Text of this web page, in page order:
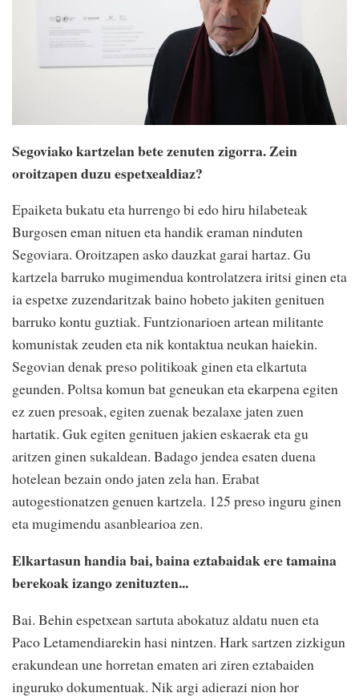
Segoviako kartzelan bete zenuten zigorra. Zein
oroitzapen duzu espetxealdiaz?
Epaiketa bukatu eta hurrengo bi edo hiru hilabeteak
Burgosen eman nituen eta handik eraman ninduten
Segoviara. Oroitzapen asko dauzkat garai hartaz. Gu
kartzela barruko mugimendua kontrolatzera iritsi ginen eta
ia espetxe zuzendaritzak baino hobeto jakiten genituen
barruko kontu guztiak. Funtzionarioen artean militante
komunistak zeuden eta nik kontaktua neukan haiekin.
Segovian denak preso politikoak ginen eta elkartuta
geunden. Poltsa komun bat geneukan eta ekarpena egiten
ez zuen presoak, egiten zuenak bezalaxe jaten zuen
hartatik. Guk egiten genituen jakien eskaerak eta gu
aritzen ginen sukaldean. Badago jendea esaten duena
hotelean bezain ondo jaten zela han. Erabat
autogestionatzen genuen kartzela. 125 preso inguru ginen
eta mugimendu asanblearioa zen.
Elkartasun handia bai, baina eztabaidak ere tamaina
berekoak izango zenituzten...
Bai. Behin espetxean sartuta abokatuz aldatu nuen eta
Paco Letamendiarekin hasi nintzen. Hark sartzen zizkigun
erakundean une horretan ematen ari ziren eztabaiden
inguruko dokumentuak. Nik argi adierazi nion hor